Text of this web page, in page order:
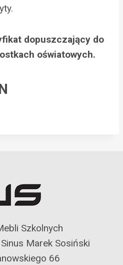
dopuszczający do
oświatowych.
Szkolnych
Marek Sosiński
66